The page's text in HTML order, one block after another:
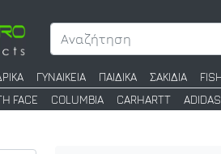
ΓΥΝΑΙΚΕΙΑ ΠΑΙΔΙΚΑ ΣΑΚΙΔΙΑ
FACE COLUMBIA CARHARTT ADIDAS